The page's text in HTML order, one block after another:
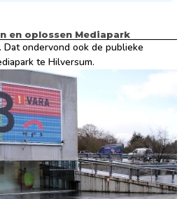
en oplossen Mediapark
Dat ondervond ook de publieke
te Hilversum.